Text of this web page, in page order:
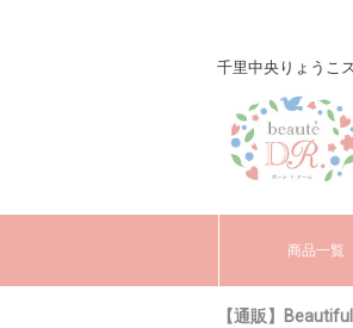
千里中央りょうこ
商品一覧
【通販】